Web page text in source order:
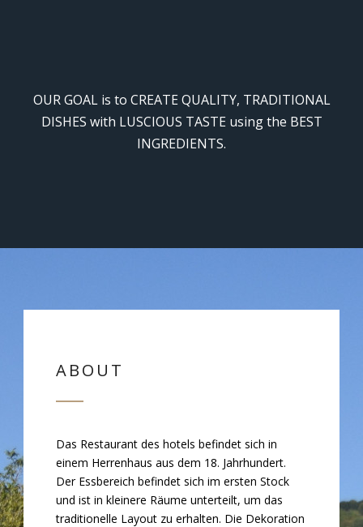
OUR GOAL is to CREATE QUALITY, TRADITIONAL
DISHES with LUSCIOUS TASTE using the BEST
INGREDIENTS.
ABOUT
Das Restaurant des hotels befindet sich in
einem Herrenhaus aus dem 18. Jahrhundert.
Der Essbereich befindet sich im ersten Stock
und ist in kleinere Räume unterteilt, um das
traditionelle Layout zu erhalten. Die Dekoration